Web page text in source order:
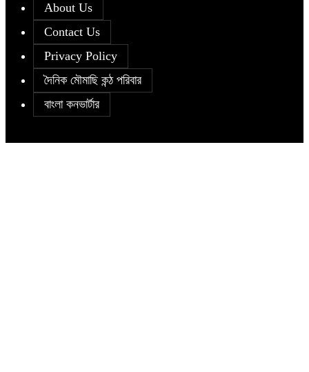
About Us
Contact Us
Privacy Policy
দৈনিক মৌমাছি কন্ঠ পরিবার
বাংলা কনভার্টার